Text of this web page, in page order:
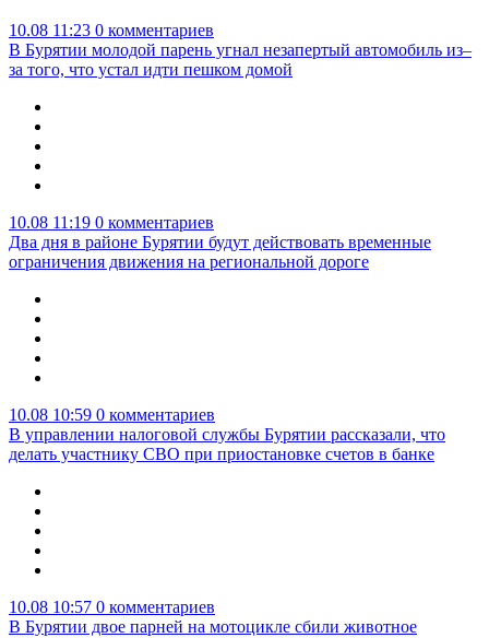
10.08 11:23 0 комментариев
В Бурятии молодой парень угнал незапертый автомобиль из–
за того, что устал идти пешком домой
10.08 11:19 0 комментариев
Два дня в районе Бурятии будут действовать временные
ограничения движения на региональной дороге
10.08 10:59 0 комментариев
В управлении налоговой службы Бурятии рассказали, что
делать участнику СВО при приостановке счетов в банке
10.08 10:57 0 комментариев
В Бурятии двое парней на мотоцикле сбили животное